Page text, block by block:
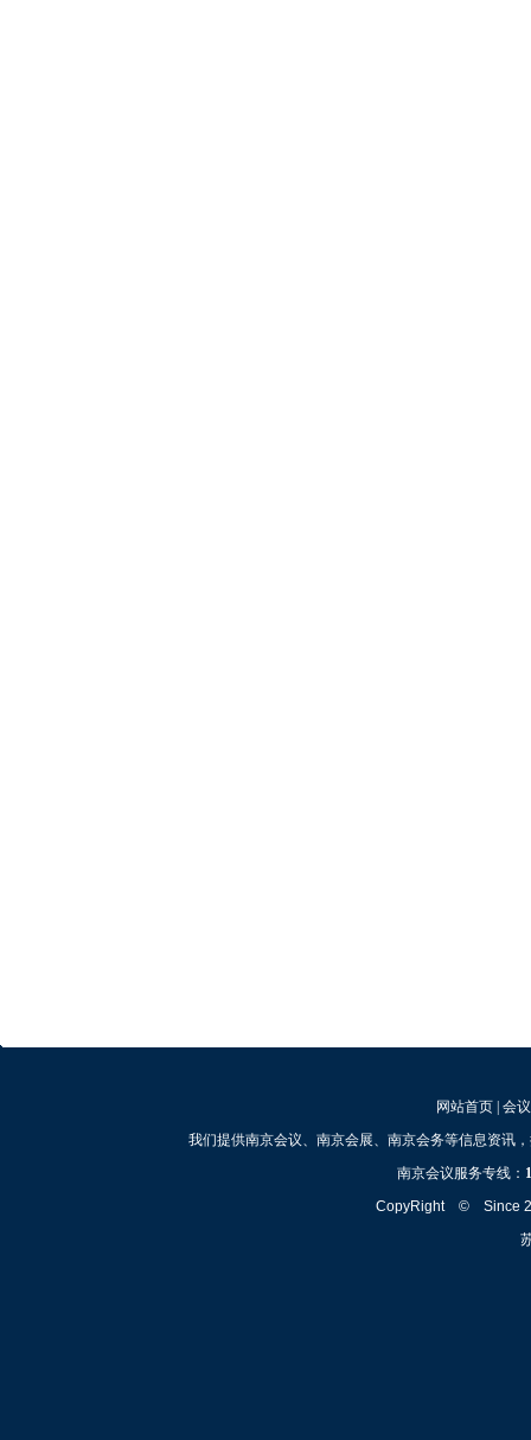
网站首页| 会
我们提供南京会议、南京会展、南京会务等信息资讯
南京会议服务专线：
CopyRight © Since